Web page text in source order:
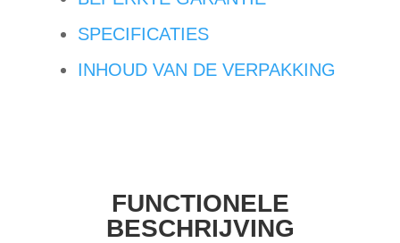
SPECIFICATIES
INHOUD VAN DE VERPAKKING
FUNCTIONELE
BESCHRIJVING